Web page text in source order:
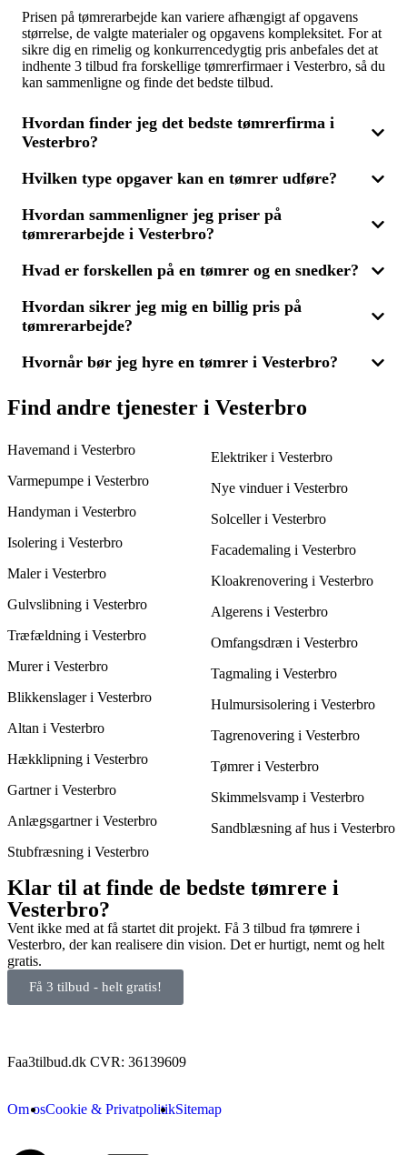
Prisen på tømrerarbejde kan variere afhængigt af opgavens
størrelse, de valgte materialer og opgavens kompleksitet. For at
sikre dig en rimelig og konkurrencedygtig pris anbefales det at
indhente 3 tilbud fra forskellige tømrerfirmaer i Vesterbro, så du
kan sammenligne og finde det bedste tilbud.
Hvordan finder jeg det bedste tømrerfirma i
Vesterbro?
For at vælge det bedste tømrerfirma til dit projekt kan du
Vesterbro og vurder pris, erfaring og kvalitet. Det hjælper dig
med at finde en tømrer, der leverer den bedste løsning inden for
Hvilken type opgaver kan en tømrer udføre?
Tømrere udfører mange forskellige opgaver, lige fra
tagkonstruktioner og gulvlægning til installation af døre og
som snedkerarbejde, der kræver præcision og
den rette tømrer til din opgave i Vesterbro.
Hvordan sammenligner jeg priser på
tømrerarbejde i Vesterbro?
Ved prissammenligning på tømrerarbejde bør du ikke kun
tømrerens erfaring. Gennem indhentning af 3 tilbud fra
forskellige tømrerfirmaer i Vesterbro får du et godt overblik
Hvad er forskellen på en tømrer og en snedker?
En tømrer håndterer typisk større bygningsopgaver som
tagkonstruktioner og gulvlægning, mens en snedker ofte
skræddersyede løsninger. Mange tømrerfirmaer i Vesterbro
for at sammenligne dine muligheder.
Hvordan sikrer jeg mig en billig pris på
tømrerarbejde?
For at få en fordelagtig pris på tømrerarbejde bør du altid
tømrerfirmaer i Vesterbro kan du vurdere både prisniveauet og
arbejdets kvalitet, hvilket hjælper dig med at træffe det mest
Hvornår bør jeg hyre en tømrer i Vesterbro?
Det er godt at hyre en tømrer, når du skal have hjælp til
renovering, ombygning eller nybyggeri. Uanset om det handler
kan en tømrer i Vesterbro sikre et professionelt resultat. Indhent
Find andre tjenester i Vesterbro
Havemand i Vesterbro
Varmepumpe i Vesterbro
Handyman i Vesterbro
Isolering i Vesterbro
Maler i Vesterbro
Gulvslibning i Vesterbro
Træfældning i Vesterbro
Murer i Vesterbro
Blikkenslager i Vesterbro
Altan i Vesterbro
Hækklipning i Vesterbro
Gartner i Vesterbro
Anlægsgartner i Vesterbro
Stubfræsning i Vesterbro
Elektriker i Vesterbro
Nye vinduer i Vesterbro
Solceller i Vesterbro
Facademaling i Vesterbro
Kloakrenovering i Vesterbro
Algerens i Vesterbro
Omfangsdræn i Vesterbro
Tagmaling i Vesterbro
Hulmursisolering i Vesterbro
Tagrenovering i Vesterbro
Tømrer i Vesterbro
Skimmelsvamp i Vesterbro
Sandblæsning af hus i Vesterbro
Klar til at finde de bedste tømrere i
Vesterbro?
Vent ikke med at få startet dit projekt. Få 3 tilbud fra tømrere i
Vesterbro, der kan realisere din vision. Det er hurtigt, nemt og helt
gratis.
Få 3 tilbud - helt gratis!
Faa3tilbud.dk CVR: 36139609
Om osCookie & PrivatpolitikSitemap